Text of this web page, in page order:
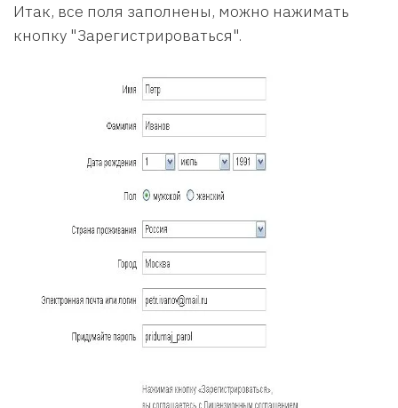
Итак, все поля заполнены, можно нажимать
кнопку "Зарегистрироваться".